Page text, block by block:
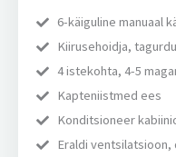
6-käiguline manuaal
Kiirusehoidja,
4 istekohta, 4-5
Kapteniistmed ees
Konditsioneer
Eraldi